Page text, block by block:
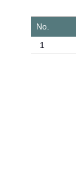
No.
1